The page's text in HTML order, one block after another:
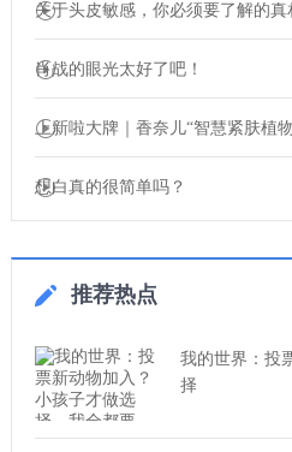
关于头皮敏感，你必须要了解的真
肖战的眼光太好了吧！
上新啦大牌｜香奈儿“智慧紧肤植
想白真的很简单吗？
推荐热点
我的世界：投
择